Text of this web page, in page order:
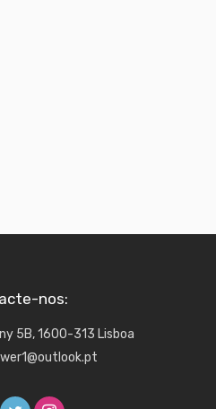
nos:
5B, 1600-313 Lisboa